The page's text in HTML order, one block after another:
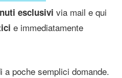
esclusivi via mail e qui
e immediatamente
poche semplici domande.